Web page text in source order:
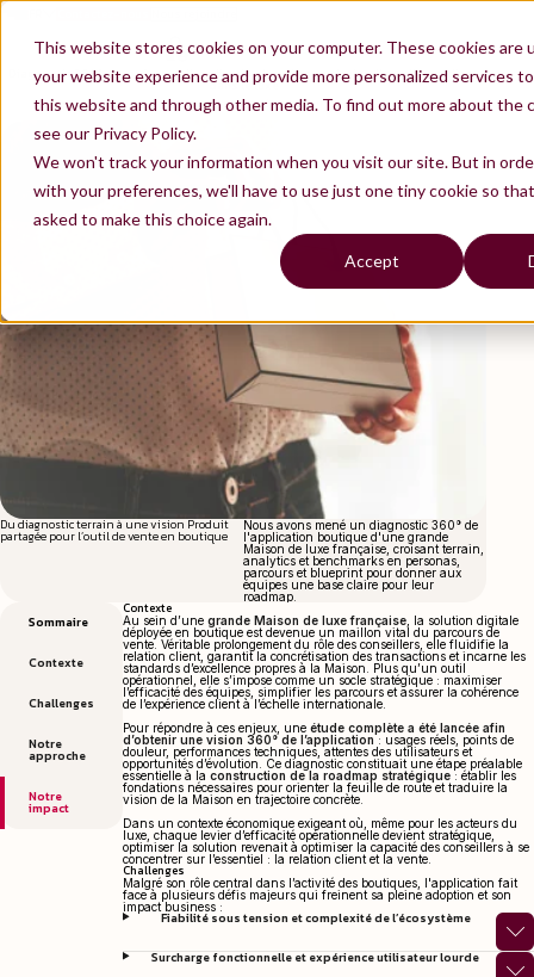
This website stores cookies on your computer. These cookies are
your website experience and provide more personalized services
this website and through other media. To find out more about the
see our Privacy Policy.
We won't track your information when you visit our site. But in
with your preferences, we'll have to use just one tiny cookie so
asked to make this choice again.
Accept
Diagnostic 360° : transformer l’application boutique en levier d’excellence client
dans le luxe
PRODUCT CRAFT & EXCELLENCE OPÉRATIONNELLE LUXURY
Du diagnostic terrain à une vision Produit
partagée pour l’outil de vente en boutique
Nous avons mené un diagnostic 360° de
l'application boutique d'une grande
Maison de luxe française, croisant terrain,
analytics et benchmarks en personas,
parcours et blueprint pour donner aux
équipes une base claire pour leur
roadmap.
Sommaire
Contexte
Challenges
Notre
approche
Notre
impact
Contexte
Au sein d’une grande Maison de luxe française , la solution digitale
déployée en boutique est devenue un maillon vital du parcours de
vente. Véritable prolongement du rôle des conseillers, elle fluidifie la
relation client, garantit la concrétisation des transactions et incarne les
standards d’excellence propres à la Maison. Plus qu’un outil
opérationnel, elle s’impose comme un socle stratégique : maximiser
l’efficacité des équipes, simplifier les parcours et assurer la cohérence
de l’expérience client à l’échelle internationale.
Pour répondre à ces enjeux, une étude complète a été lancée afin
d’obtenir une vision 360° de l’application: usages réels, points de
douleur, performances techniques, attentes des utilisateurs et
opportunités d’évolution. Ce diagnostic constituait une étape préalable
essentielle à la construction de la roadmap stratégique : établir les
fondations nécessaires pour orienter la feuille de route et traduire la
vision de la Maison en trajectoire concrète.
Dans un contexte économique exigeant où, même pour les acteurs du
luxe, chaque levier d’efficacité opérationnelle devient stratégique,
optimiser la solution revenait à optimiser la capacité des conseillers à se
concentrer sur l’essentiel : la relation client et la vente.
Challenges
Malgré son rôle central dans l’activité des boutiques, l'application fait
face à plusieurs défis majeurs qui freinent sa pleine adoption et son
impact business :
Fiabilité sous tension et complexité de l’écosystème
Surcharge fonctionnelle et expérience utilisateur lourde